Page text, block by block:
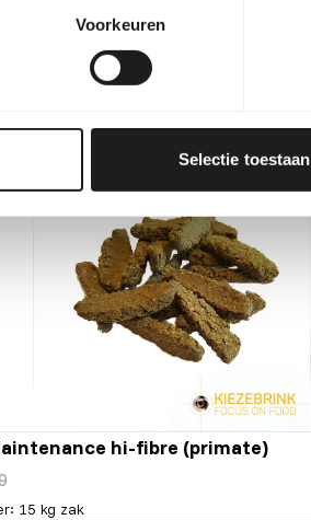
Voorkeuren
Selectie toestaan
15 kg zak
LEVERBAAR
hi-fibre (primate)
: 15 kg zak